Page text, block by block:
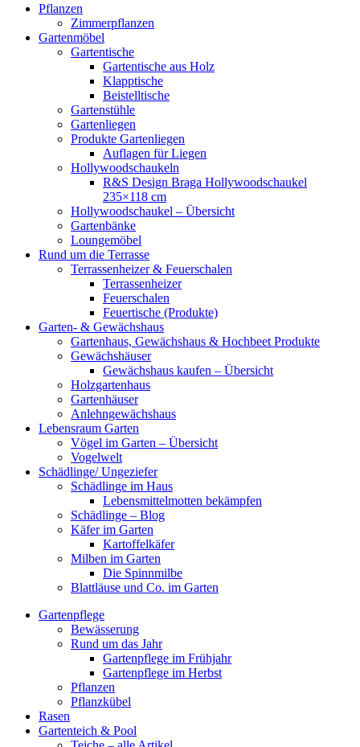
Pflanzen
Zimmerpflanzen
Gartenmöbel
Gartentische
Gartentische aus Holz
Klapptische
Beistelltische
Gartenstühle
Gartenliegen
Produkte Gartenliegen
Auflagen für Liegen
Hollywoodschaukeln
R&S Design Braga Hollywoodschaukel
235×118 cm
Hollywoodschaukel – Übersicht
Gartenbänke
Loungemöbel
Rund um die Terrasse
Terrassenheizer & Feuerschalen
Terrassenheizer
Feuerschalen
Feuertische (Produkte)
Garten- & Gewächshaus
Gartenhaus, Gewächshaus & Hochbeet Produkte
Gewächshäuser
Gewächshaus kaufen – Übersicht
Holzgartenhaus
Gartenhäuser
Anlehngewächshaus
Lebensraum Garten
Vögel im Garten – Übersicht
Vogelwelt
Schädlinge/ Ungeziefer
Schädlinge im Haus
Lebensmittelmotten bekämpfen
Schädlinge – Blog
Käfer im Garten
Kartoffelkäfer
Milben im Garten
Die Spinnmilbe
Blattläuse und Co. im Garten
Gartenpflege
Bewässerung
Rund um das Jahr
Gartenpflege im Frühjahr
Gartenpflege im Herbst
Pflanzen
Pflanzkübel
Rasen
Gartenteich & Pool